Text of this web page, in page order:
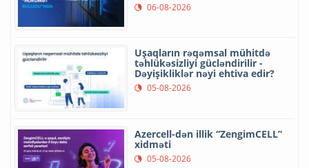
06-08-2026
Uşaqların rəqəmsal mühitdə
təhlükəsizliyi gücləndirilir -
Dəyişikliklər nəyi ehtiva edir?
05-08-2026
Azercell-dən illik “ZengimCELL”
xidməti
05-08-2026